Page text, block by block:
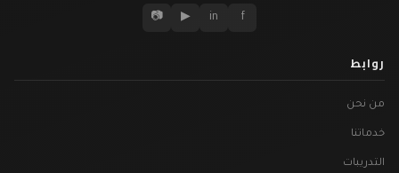
f
in
▶
📷
روابط
من نحن
خدماتنا
التدريبات